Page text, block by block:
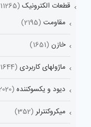
قطعات الکترونیک (11265)
مقاومت (2195)
خازن (1651)
ماژولهای کاربردی (1644)
دیود و یکسوکننده (2020)
میکروکنترلر (352)